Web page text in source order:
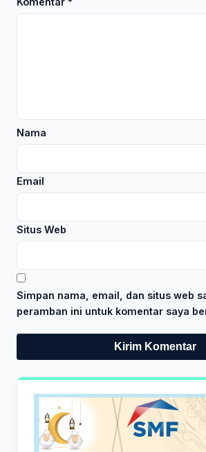
Nama
Email
Situs Web
Simpan nama, email, dan situs web
peramban ini untuk komentar saya